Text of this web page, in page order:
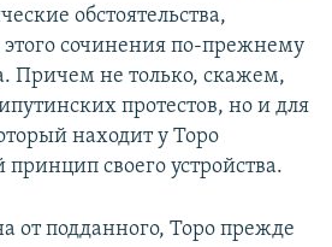
обстоятельства,
сочинения по-прежнему
Причем не только, скажем,
протестов, но и для
находит у Торо
своего устройства.
от подданного, Торо прежде